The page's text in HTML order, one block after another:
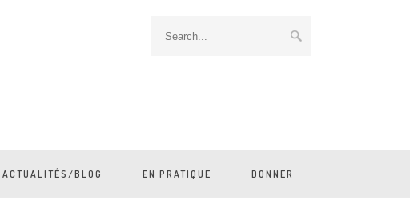
ACTUALITÉS/BLOG EN PRATIQUE DONNER